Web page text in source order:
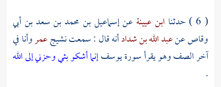
( 6 ) حدثنا
ابن عيينة عنإسماعيل بن محمد بن سعد بن أبي
وقاصعنعبد الله بن شدادأنه قال : سمعت نشيجعمروأنا في
آخر الصف وهو يقرأ سورة يوسفإنما أشكو بثي وحزني إلى الله
.